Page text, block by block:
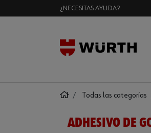
¿NECESITAS AYUDA?
Todas las categorías
ADHESIVO DE